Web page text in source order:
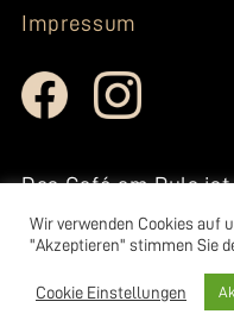
Impressum
Das Café am Puls
reformierten Kirche
Zumikon.
Wir verwenden Cookies auf
"Akzeptieren" stimmen Sie
Cookie Einstellungen